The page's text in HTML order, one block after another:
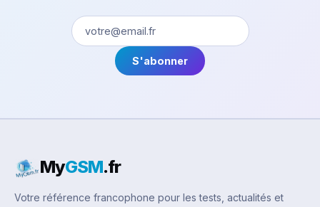
S'abonner
MyGSM.fr
Votre référence francophone pour les tests, actualités et